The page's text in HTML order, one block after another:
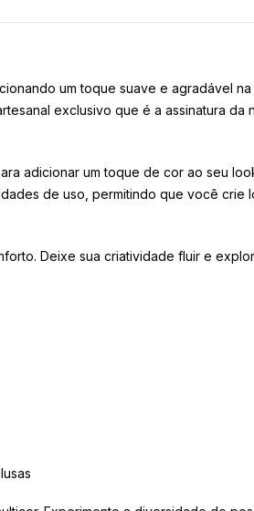
um toque suave e agradável
exclusivo que é a assinatura da
adicionar um toque de cor ao seu
de uso, permitindo que você crie
Deixe sua criatividade fluir e